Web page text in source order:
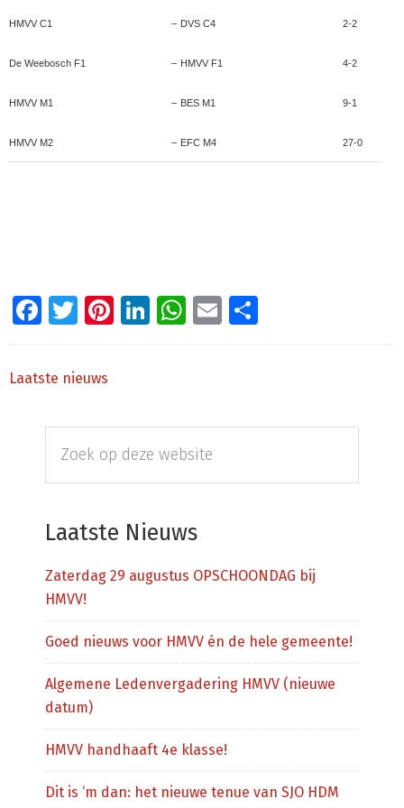
HMVV C1 – DVS C4 2-2
De Weebosch F1 – HMVV F1 4-2
HMVV M1 – BES M1 9-1
HMVV M2 – EFC M4 27-0
Facebook
Twitter
Pinterest
LinkedIn
WhatsApp
Email
Laatste nieuws
Primaire
Sidebar
deze
Laatste Nieuws
Zaterdag 29 augustus OPSCHOONDAG bij
HMVV!
Goed nieuws voor HMVV én de hele gemeente!
Algemene Ledenvergadering HMVV (nieuwe
datum)
HMVV handhaaft 4e klasse!
Dit is ‘m dan: het nieuwe tenue van SJO HDM